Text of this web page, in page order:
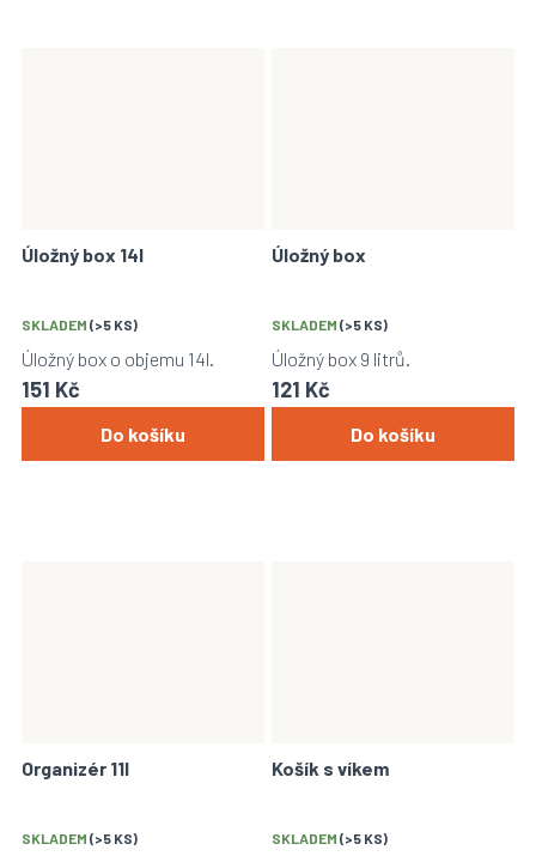
Úložný box 14l
SKLADEM (>5 KS)
151 Kč
Do košíku
Úložný box o objemu 14l.
Úložný box
SKLADEM (>5 KS)
121 Kč
Do košíku
Úložný box 9 litrů.
Organizér 11l
SKLADEM (>5 KS)
Košík s víkem
SKLADEM (>5 KS)